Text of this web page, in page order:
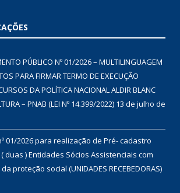
PÚBLICO Nº 01/2026 – MULTILINGUAGEM
PARA FIRMAR TERMO DE EXECUÇÃO
DA POLÍTICA NACIONAL ALDIR BLANC
– PNAB (LEI Nº 14.399/2022) 13 de julho de
01/2026 para realização de Pré- cadastro
duas ) Entidades Sócios Assistenciais com
proteção social (UNIDADES RECEBEDORAS)